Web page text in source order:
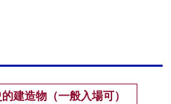
建造物（一般入場可）